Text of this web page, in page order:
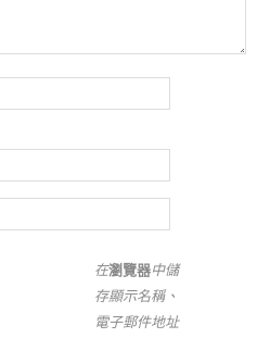
在瀏覽器中儲
存顯示名稱、
電子郵件地址